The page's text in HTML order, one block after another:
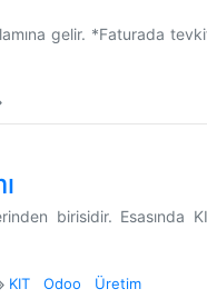
gelir. *Faturada
birisidir. Esasında
KIT Odoo Üretim